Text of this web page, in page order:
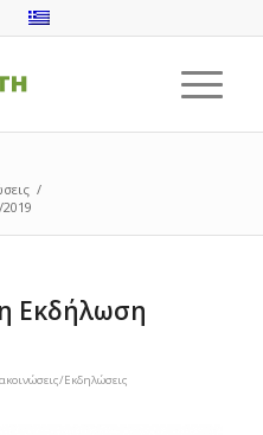
/
Εκδήλωση
Εκδηλώσεις